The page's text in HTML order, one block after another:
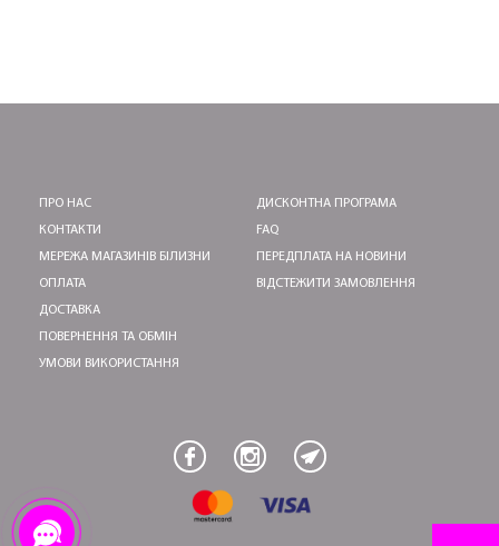
ПРО НАС
КОНТАКТИ
МЕРЕЖА МАГАЗИНІВ БІЛИЗНИ
ОПЛАТА
ДОСТАВКА
ПОВЕРНЕННЯ ТА ОБМІН
УМОВИ ВИКОРИСТАННЯ
ДИСКОНТНА ПРОГРАМА
FAQ
ПЕРЕДПЛАТА НА НОВИНИ
ВІДСТЕЖИТИ ЗАМОВЛЕННЯ